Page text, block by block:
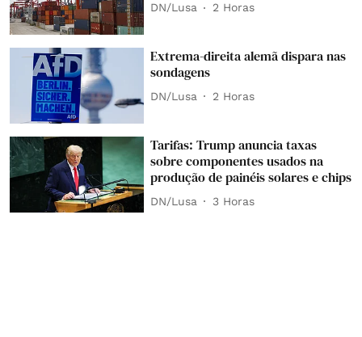
DN/Lusa 2 Horas
Extrema-direita alemã dispara nas
sondagens
DN/Lusa 2 Horas
Tarifas: Trump anuncia taxas
sobre componentes usados na
produção de painéis solares e chips
DN/Lusa 3 Horas